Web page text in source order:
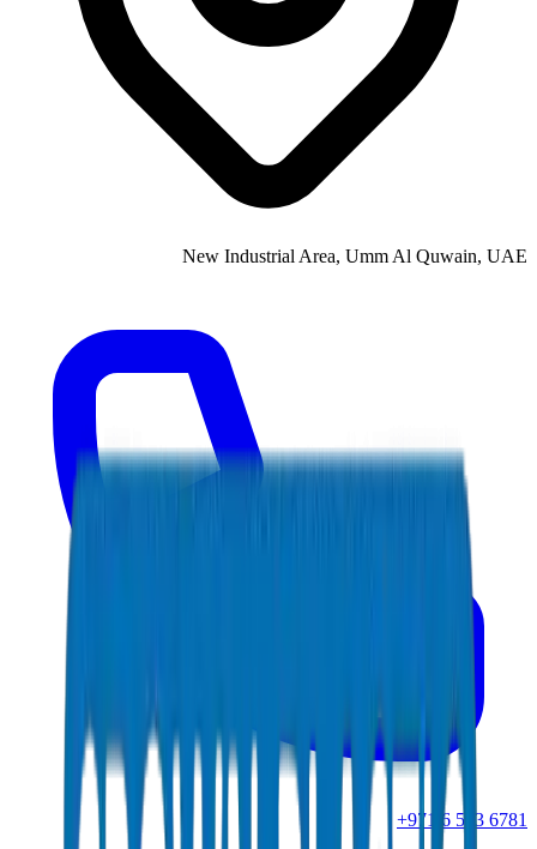
New Industrial Area, Umm Al Quwain, UAE
+971 6 543 6781